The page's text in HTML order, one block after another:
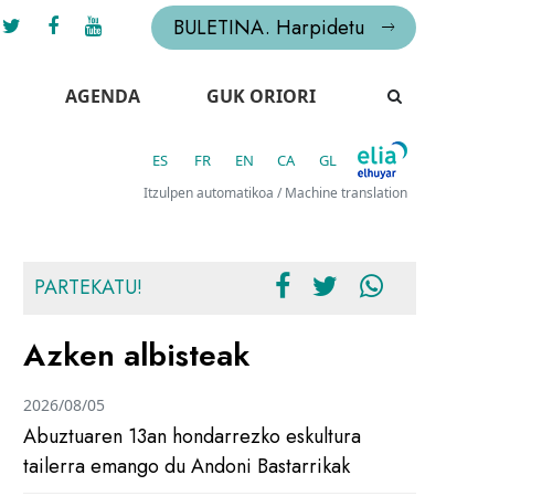
BULETINA. Harpidetu
AGENDA GUK ORIORI
ES FR EN CA GL
Itzulpen automatikoa / Machine translation
PARTEKATU!
Azken albisteak
Abuztuaren 13an hondarrezko eskultura
tailerra emango du Andoni Bastarrikak
2026/08/05